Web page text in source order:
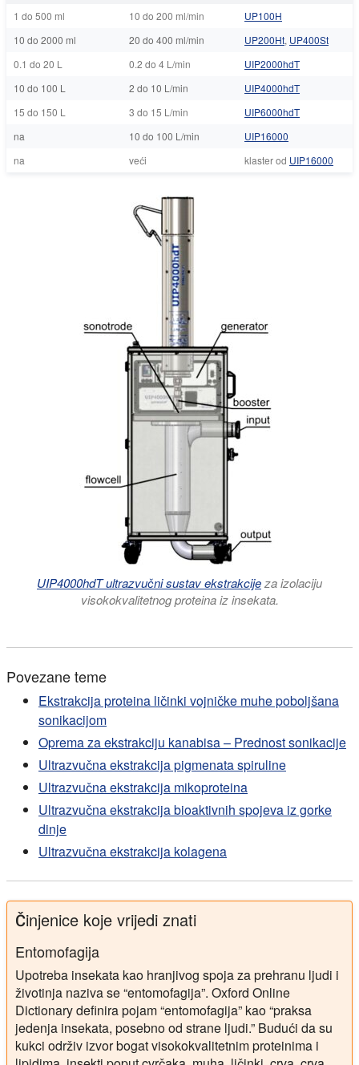
1 do 500 ml 10 do 200 ml/min
UP100H
10 do 2000 ml
20 do 400 ml/min UP200Ht, UP400St
0.1 do 20 L
0.2 do 4 L/min
UIP2000hdT
10 do 100 L
2 do 10 L/min
UIP4000hdT
15 do 150 L
3 do 15 L/min
UIP6000hdT
na
10 do 100 L/min
UIP16000
na
veći klaster od UIP16000
UIP4000hdT ultrazvučni sustav ekstrakcijeza izolaciju
visokokvalitetnog proteina iz insekata.
Povezane teme
Ekstrakcija proteina ličinki vojničke muhe poboljšana
sonikacijom
Oprema za ekstrakciju kanabisa – Prednost sonikacije
Ultrazvučna ekstrakcija pigmenata spiruline
Ultrazvučna ekstrakcija mikoproteina
Ultrazvučna ekstrakcija bioaktivnih spojeva iz gorke
dinje
Ultrazvučna ekstrakcija kolagena
Činjenice koje vrijedi znati
Entomofagija
Upotreba insekata kao hranjivog spoja za prehranu ljudi i
životinja naziva se “entomofagija”. Oxford Online
Dictionary definira pojam “entomofagija” kao “praksa
jedenja insekata, posebno od strane ljudi.” Budući da su
kukci održiv izvor bogat visokokvalitetnim proteinima i